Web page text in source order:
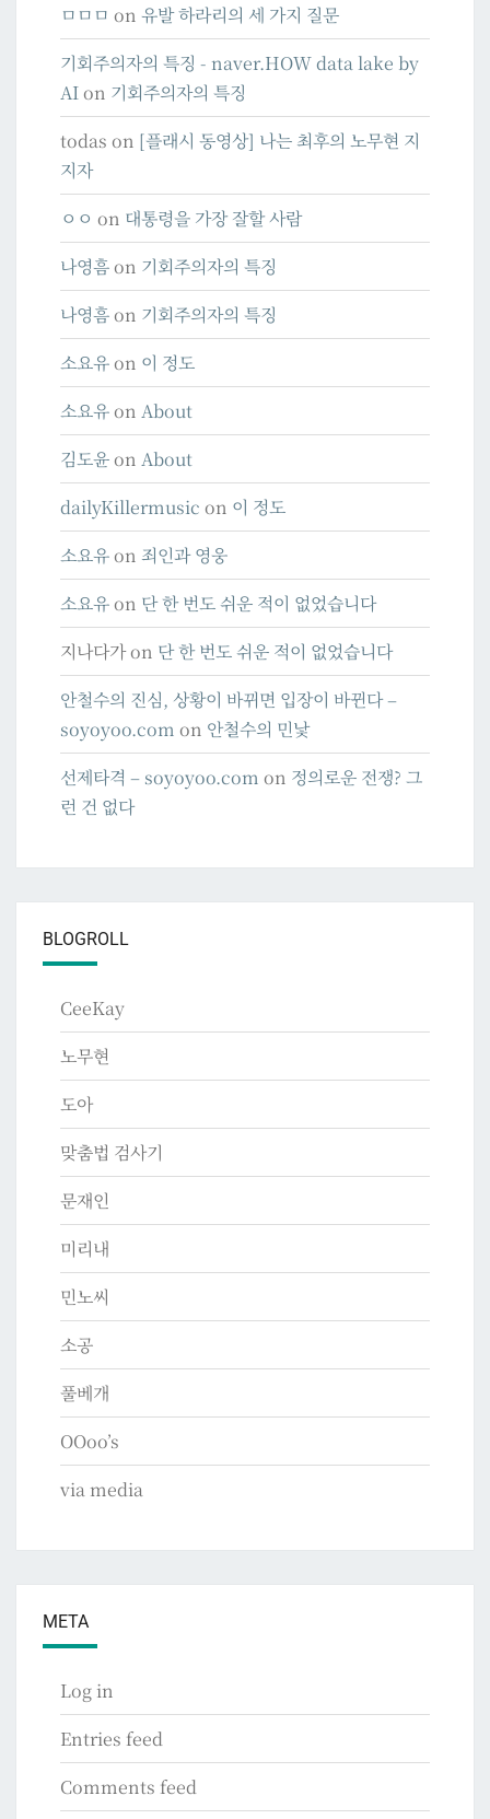
ㅁㅁㅁ on 유발 하라리의 세 가지 질문
기회주의자의 특징 - naver.HOW data lake by
AIon 기회주의자의 특징
todas on [플래시 동영상] 나는 최후의 노무현 지
지자
ㅇㅇ on 대통령을 가장 잘할 사람
나영흠on 기회주의자의 특징
나영흠on 기회주의자의 특징
소요유on 이 정도
소요유on About
김도윤on About
dailyKillermusic on 이 정도
소요유on 죄인과 영웅
소요유on 단 한 번도 쉬운 적이 없었습니다
지나다가on 단 한 번도 쉬운 적이 없었습니다
안철수의 진심, 상황이 바뀌면 입장이 바뀐다 –
soyoyoo.com on 안철수의 민낯
선제타격 – soyoyoo.com on 정의로운 전쟁? 그
런 건 없다
BLOGROLL
CeeKay
노무현
도아
맞춤법 검사기
문재인
미리내
민노씨
소공
풀베개
OOoo’s
via media
META
Log in
Entries feed
Comments feed